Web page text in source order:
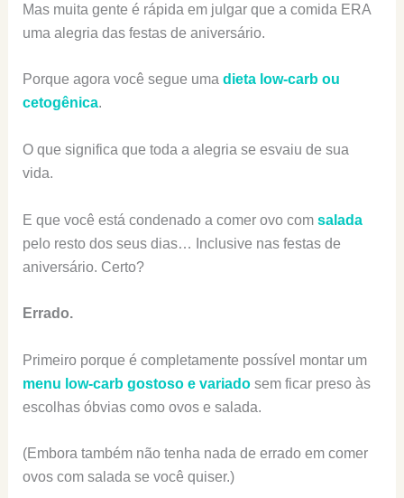
Mas muita gente é rápida em julgar que a comida ERA
uma alegria das festas de aniversário.
Porque agora você segue uma dieta low-carb ou
cetogênica.
O que significa que toda a alegria se esvaiu de sua
vida.
E que você está condenado a comer ovo com salada
pelo resto dos seus dias… Inclusive nas festas de
aniversário. Certo?
Errado.
Primeiro porque é completamente possível montar um
menu low-carb gostoso e variadosem ficar preso às
escolhas óbvias como ovos e salada.
(Embora também não tenha nada de errado em comer
ovos com salada se você quiser.)